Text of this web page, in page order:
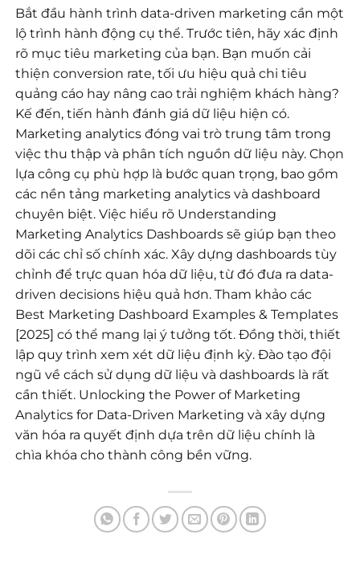
Bắt đầu hành trình data-driven marketing cần một
lộ trình hành động cụ thể. Trước tiên, hãy xác định
rõ mục tiêu marketing của bạn. Bạn muốn cải
thiện conversion rate, tối ưu hiệu quả chi tiêu
quảng cáo hay nâng cao trải nghiệm khách hàng?
Kế đến, tiến hành đánh giá dữ liệu hiện có.
Marketing analytics đóng vai trò trung tâm trong
việc thu thập và phân tích nguồn dữ liệu này. Chọn
lựa công cụ phù hợp là bước quan trọng, bao gồm
các nền tảng marketing analytics và dashboard
chuyên biệt. Việc hiểu rõ Understanding
Marketing Analytics Dashboards sẽ giúp bạn theo
dõi các chỉ số chính xác. Xây dựng dashboards tùy
chỉnh để trực quan hóa dữ liệu, từ đó đưa ra data-
driven decisions hiệu quả hơn. Tham khảo các
Best Marketing Dashboard Examples & Templates
[2025] có thể mang lại ý tưởng tốt. Đồng thời, thiết
lập quy trình xem xét dữ liệu định kỳ. Đào tạo đội
ngũ về cách sử dụng dữ liệu và dashboards là rất
cần thiết. Unlocking the Power of Marketing
Analytics for Data-Driven Marketing và xây dựng
văn hóa ra quyết định dựa trên dữ liệu chính là
chìa khóa cho thành công bền vững.